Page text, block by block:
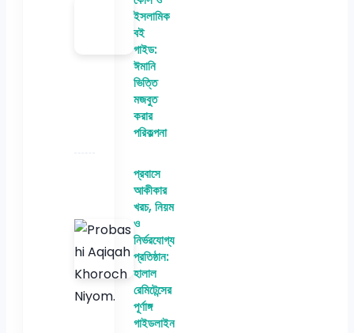
ইসলামিক
বই
গাইড:
ঈমানি
ভিত্তি
মজবুত
করার
পরিকল্পনা
প্রবাসে
আকীকার
খরচ, নিয়ম
ও
নির্ভরযোগ্য
প্রতিষ্ঠান:
হালাল
রেমিটেন্সের
পূর্ণাঙ্গ
গাইডলাইন